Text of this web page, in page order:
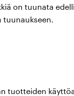
on tuunata
tuotteiden